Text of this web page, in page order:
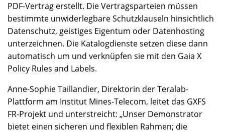
PDF-Vertrag erstellt. Die Vertragsparteien müssen
bestimmte unwiderlegbare Schutzklauseln hinsichtlich
Datenschutz, geistiges Eigentum oder Datenhosting
unterzeichnen. Die Katalogdienste setzen diese dann
automatisch um und verknüpfen sie mit den Gaia X
Policy Rules and Labels.
Anne-Sophie Taillandier, Direktorin der Teralab-
Plattform am Institut Mines-Telecom, leitet das GXFS
FR-Projekt und unterstreicht: „Unser Demonstrator
bietet einen sicheren und flexiblen Rahmen; die